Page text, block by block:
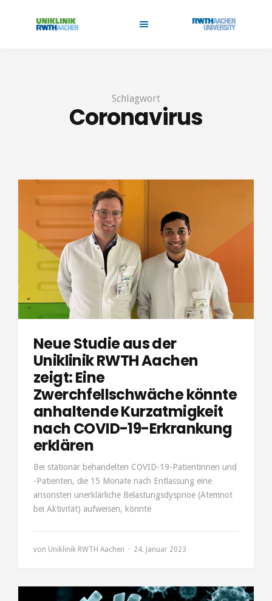
Schlagwort
Coronavirus
Neue Studie aus der
Uniklinik RWTH Aachen
zeigt: Eine
Zwerchfellschwäche könnte
anhaltende Kurzatmigkeit
nach COVID-19-Erkrankung
erklären
Bei stationär behandelten COVID-19-Patientinnen und
-Patienten, die 15 Monate nach Entlassung eine
ansonsten unerklärliche Belastungsdyspnoe (Atemnot
bei Aktivität) aufweisen, könnte
von Uniklinik RWTH Aachen 24. Januar 2023